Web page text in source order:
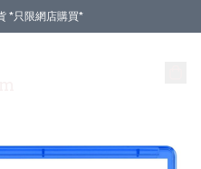
*只限網店購買*